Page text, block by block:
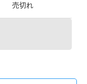
売切れ